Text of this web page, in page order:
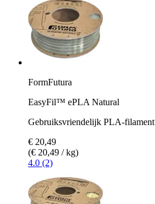
FormFutura
EasyFil™ ePLA Natural
Gebruiksvriendelijk PLA-filament
€ 20,49
(€ 20,49 / kg)
4.0 (2)